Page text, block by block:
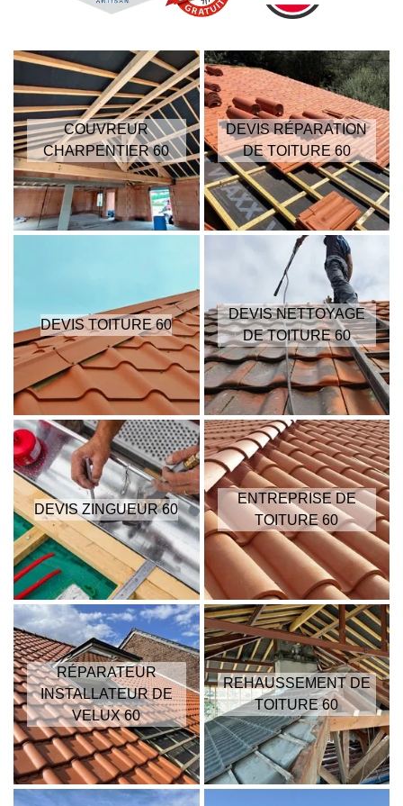
COUVREUR
CHARPENTIER 60
DEVIS RÉPARATION
DE TOITURE 60
DEVIS TOITURE 60
DEVIS NETTOYAGE
DE TOITURE 60
DEVIS ZINGUEUR 60
ENTREPRISE DE
TOITURE 60
RÉPARATEUR
INSTALLATEUR DE
VELUX 60
REHAUSSEMENT DE
TOITURE 60